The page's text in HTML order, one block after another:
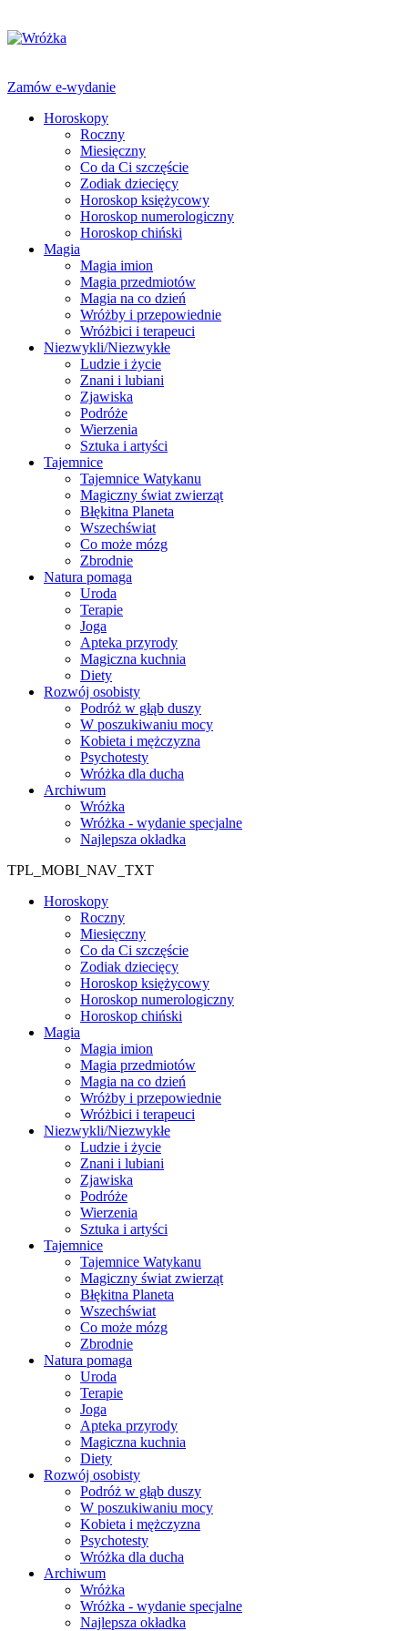
Zamów e-wydanie
Horoskopy
Roczny
Miesięczny
Co da Ci szczęście
Zodiak dziecięcy
Horoskop księżycowy
Horoskop numerologiczny
Horoskop chiński
Magia
Magia imion
Magia przedmiotów
Magia na co dzień
Wróżby i przepowiednie
Wróżbici i terapeuci
Niezwykli/Niezwykłe
Ludzie i życie
Znani i lubiani
Zjawiska
Podróże
Wierzenia
Sztuka i artyści
Tajemnice
Tajemnice Watykanu
Magiczny świat zwierząt
Błękitna Planeta
Wszechświat
Co może mózg
Zbrodnie
Natura pomaga
Uroda
Terapie
Joga
Apteka przyrody
Magiczna kuchnia
Diety
Rozwój osobisty
Podróż w głąb duszy
W poszukiwaniu mocy
Kobieta i mężczyzna
Psychotesty
Wróżka dla ducha
Archiwum
Wróżka
Wróżka - wydanie specjalne
Najlepsza okładka
TPL_MOBI_NAV_TXT
Horoskopy
Roczny
Miesięczny
Co da Ci szczęście
Zodiak dziecięcy
Horoskop księżycowy
Horoskop numerologiczny
Horoskop chiński
Magia
Magia imion
Magia przedmiotów
Magia na co dzień
Wróżby i przepowiednie
Wróżbici i terapeuci
Niezwykli/Niezwykłe
Ludzie i życie
Znani i lubiani
Zjawiska
Podróże
Wierzenia
Sztuka i artyści
Tajemnice
Tajemnice Watykanu
Magiczny świat zwierząt
Błękitna Planeta
Wszechświat
Co może mózg
Zbrodnie
Natura pomaga
Uroda
Terapie
Joga
Apteka przyrody
Magiczna kuchnia
Diety
Rozwój osobisty
Podróż w głąb duszy
W poszukiwaniu mocy
Kobieta i mężczyzna
Psychotesty
Wróżka dla ducha
Archiwum
Wróżka
Wróżka - wydanie specjalne
Najlepsza okładka